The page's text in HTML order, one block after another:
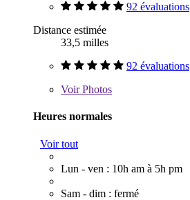
92 évaluations
Distance estimée
33,5 milles
92 évaluations
VoirPhotos
Heures normales
Voir tout
Lun - ven : 10h am à 5h pm
Sam - dim : fermé